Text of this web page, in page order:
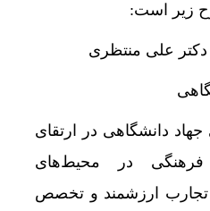
شکست خورد
امن؛ هزینه ساخت مسکن چقدر
ساختمانی؛ بازار
راه شمال کشور؛ تهران
اتحادیه اقتصادی اوراسیا
دوره‌ای «اکسپو بریکس» را
زیر است:
دکتر علی منتظری
جهاد دانشگاهی در ارتقای
فرهنگی در محیط‌های
تجارب ارزشمند و تخصص